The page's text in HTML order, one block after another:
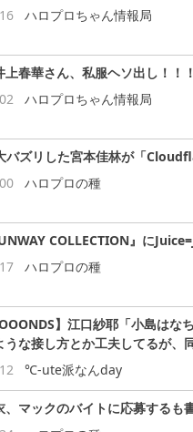
ハロプロちゃん情報局
上春華さん、私服ヘソ出し！！！
ハロプロちゃん情報局
バズリした宮本佳林が「
ハロプロの種
COLLECTION』に
ハロプロの種
】江口紗耶「小島は
うな接し方とか工夫してるが、
℃-ute派なんday
、マックのバイトに応募するも